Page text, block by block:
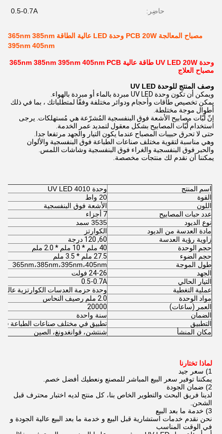
حاضِر: 0.5-0.7A
مصباح المعالجة PCB 20W وحدة LED عالية الطاقة 365nm 385nm
395nm 405nm
وحدة UV LED 20W طاقة عالية 365nm 385nm 395nm 405nm PCB
مصباح العلاج
وصف المنتج للوحدة UV LED
ويمكن أن تكون وحدة UV LED مبردة بالماء أو مبردة بالهواء.
يمكن تخصيص طاقات وأحجام ودوائر مختلفة وفقًا لمتطلباتك ، بما في ذلك
أطوال موجة مختلطة.
إنّ لُبّات مصابيح الأشعة فوق البنفسجية المُشرّعة هي مُستهلكات. يرجى
استخدام لُبّات المصابيح بشكل معقول لتمديد عمر الخدمة.
حتى لا تحرق حبيبات المصباح عندما يكون التيار والجهد مرتفعا جدا.
وهي مناسبة لتقوية مختلف صناعات الطباعة فوق البنفسجية والألوان
والحبر فوق البنفسجية والغراء فوق البنفسجية وشاشات اللمس.
يمكننا أن نقدم لك منتجات مخصصة.
اسم المنتج
وحدة UV LED 4010
القوة
20 واط
اللون
الأشعة فوق البنفسجية
عدد حبات المصابيح
7 أجزاء
نوع الديود
3535 سمد
مادة العدسة من الديود
الكوارتز
زاوية رؤية العدسة
60, 120 درجة
حجم الوحدة
40 ملم * 10 ملم * 2.0 ملم
حجم الضوء
27.5 ملم * 3.5 ملم
طول الموجة
365nm،385nm،395nm،405nm
الجهد
24-26 فولت
التيار الحالي
0.5-0.7A
عملية التغطية
وحدة حزمة العدسات الكوارتزية عالية
مواد الوحدة
2.0 ملم رصيف النحاس
العمر (ساعات)
20000
الضمان
سنة واحدة
التطبيق
تطبيق في مختلف صناعات الطباعة فوق
مكان المنشأ
شنتشن، قوانغدونغ، الصين
لماذا تختارنا
1) سعر جيد
يمكننا توفير سعر البيع المباشر للمصنع ونعطيك أفضل خصم.
2) ضمان الجودة
لدينا فريق البحث والتطوير الخاص بنا، كل منتج لديه اختبار محترف قبل
الشحن.
3) خدمة ما بعد البيع
نحن نقدم خدمات استشارية قبل البيع و خدمة ما بعد البيع عالية الجودة و
في الوقت المناسب